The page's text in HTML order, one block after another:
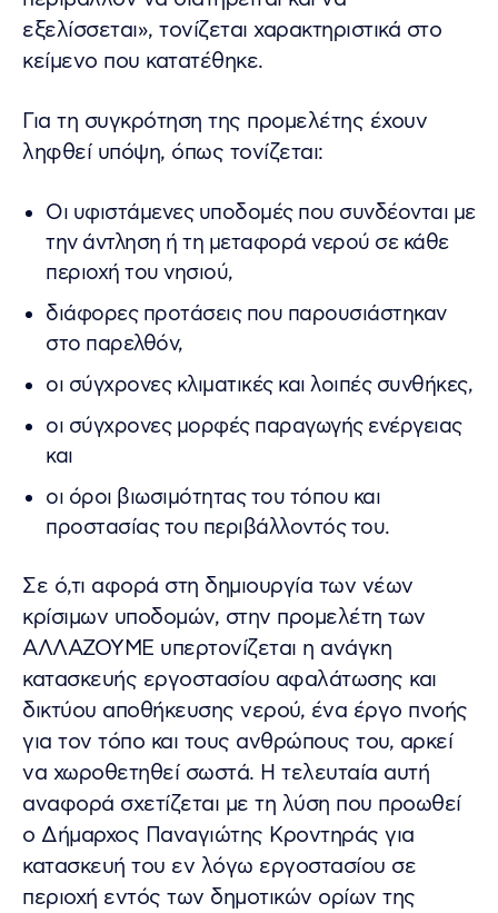
εξελίσσεται», τονίζεται χαρακτηριστικά στο
κείμενο που κατατέθηκε.
Για τη συγκρότηση της προμελέτης έχουν
ληφθεί υπόψη, όπως τονίζεται:
Οι υφιστάμενες υποδομές που συνδέονται με
την άντληση ή τη μεταφορά νερού σε κάθε
περιοχή του νησιού,
διάφορες προτάσεις που παρουσιάστηκαν
στο παρελθόν,
οι σύγχρονες κλιματικές και λοιπές συνθήκες,
οι σύγχρονες μορφές παραγωγής ενέργειας
και
οι όροι βιωσιμότητας του τόπου και
προστασίας του περιβάλλοντός του.
Σε ό,τι αφορά στη δημιουργία των νέων
κρίσιμων υποδομών, στην προμελέτη των
ΑΛΛΑΖΟΥΜΕ υπερτονίζεται η ανάγκη
κατασκευής εργοστασίου αφαλάτωσης και
δικτύου αποθήκευσης νερού, ένα έργο πνοής
για τον τόπο και τους ανθρώπους του, αρκεί
να χωροθετηθεί σωστά. Η τελευταία αυτή
αναφορά σχετίζεται με τη λύση που προωθεί
ο Δήμαρχος Παναγιώτης Κροντηράς για
κατασκευή του εν λόγω εργοστασίου σε
περιοχή εντός των δημοτικών ορίων της